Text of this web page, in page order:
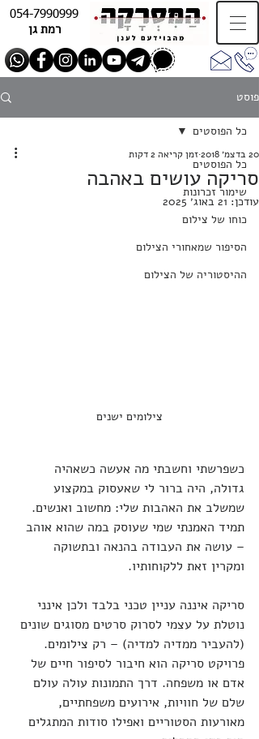
054-7990999
רמת גן
פוסט
כל הפוסטים
שימור זכרונות
כוחו של צילום
הסיפור שמאחורי הצילום
ההיסטוריה של הצילום
כל הפוסטים
סריקה עושים באהבה
20 בדצמ׳ 2018 זמן קריאה 2 דקות
עודכן: 21 באוג׳ 2025
צילומים ישנים
כשפרשתי וחשבתי מה אעשה כשאהיה
גדולה, היה ברור לי שאעסוק במקצוע
שמשלב את האהבות שלי: מחשוב ואנשים.
תמיד האמנתי שמי שעוסק במה שהוא אוהב
– עושה את העבודה בהנאה ובתשוקה
ומקרין זאת ללקוחותיו.
סריקה איננה עניין טכני בלבד ולכן אינני
נוטלת על עצמי לסרוק סרטים מסוגים שונים
(להעביר ממדיה למדיה) – רק צילומים.
פרויקט סריקה הוא חיבור לסיפור חיים של
אדם או משפחה. דרך התמונות עולה עולם
שלם של חוויות, אירועים משפחתיים,
מאורעות הסטוריים ואפילו סודות המתגלים